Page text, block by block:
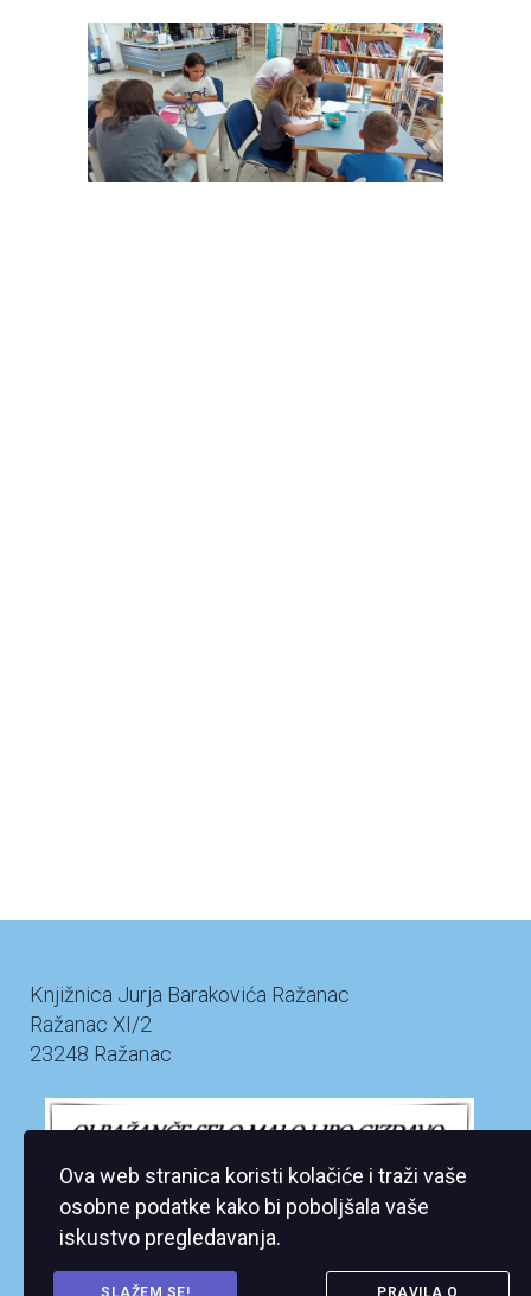
Knjižnica Jurja Barakovića Ražanac
Ražanac XI/2
23248 Ražanac
Ova web stranica koristi kolačiće i traži vaše
osobne podatke kako bi poboljšala vaše
iskustvo pregledavanja.
SLAŽEM SE! PRAVILA O